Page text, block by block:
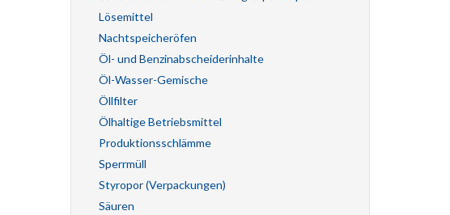
Lösemittel
Nachtspeicheröfen
Öl- und Benzinabscheiderinhalte
Öl-Wasser-Gemische
Öllfilter
Ölhaltige Betriebsmittel
Produktionsschlämme
Sperrmüll
Styropor (Verpackungen)
Säuren